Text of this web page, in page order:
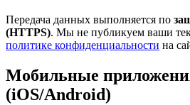
Передача данных выполняется по
(HTTPS). Мы не публикуем ваши
политике конфиденциальности на
Мобильные
(iOS/Android)